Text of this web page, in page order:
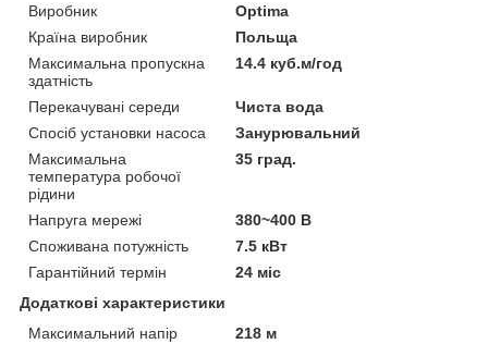
Виробник
Optima
Країна виробник
Польща
Максимальна пропускна
здатність
14.4 куб.м/год
Перекачувані середи
Чиста вода
Спосіб установки насоса
Занурювальний
Максимальна
температура робочої
рідини
35 град.
Напруга мережі
380~400 В
Споживана потужність
7.5 кВт
Гарантійний термін
24 міс
Додаткові характеристики
Максимальний напір
218 м